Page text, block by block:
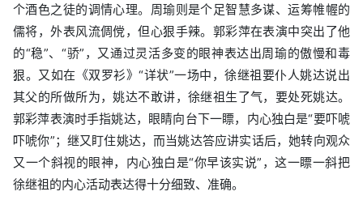
个酒色之徒的调情心理。周瑜则是个足智慧多谋、运筹帷幄的
儒将，外表风流倜傥，但心狠手辣。郭彩萍在表演中突出了他
的“稳”、“骄”，又通过灵活多变的眼神表达出周瑜的傲慢和毒
狠。又如在《双罗衫》“详状”一场中，徐继祖要仆人姚达说出
其父的所做所为，姚达不敢讲，徐继祖生了气，要处死姚达。
郭彩萍表演时手指姚达，眼睛向台下一瞟，内心独白是“要吓唬
吓唬你”；继又盯住姚达，而当姚达答应讲实话后，她转向观众
又一个斜视的眼神，内心独白是“你早该实说”，这一瞟一斜把
徐继祖的内心活动表达得十分细致、准确。